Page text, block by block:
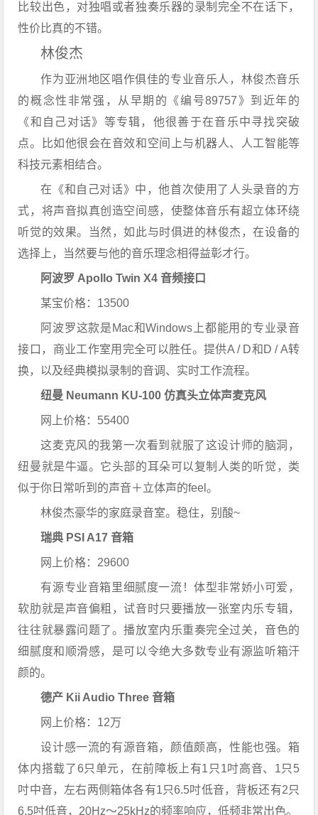
比较出色，对独唱或者独奏乐器的录制完全不在话下，
性价比真的不错。
林俊杰
作为亚洲地区唱作俱佳的专业音乐人，林俊杰音乐
的概念性非常强，从早期的《编号89757》到近年的
《和自己对话》等专辑，他很善于在音乐中寻找突破
点。
比如他很会在音效和空间上与机器人、人工智能等
科技元素相结合。
在《和自己对话》中，他首次使用了人头录音的方
式，将声音拟真创造空间感，使整体音乐有超立体环绕
听觉的效果。
当然，如此与时俱进的林俊杰，在设备的
选择上，当然要与他的音乐理念相得益彰才行。
阿波罗 Apollo Twin X4 音频接口
某宝价格：13500
阿波罗这款是Mac和Windows上都能用的专业录音
接口，商业工作室用完全可以胜任。提供A / D和D / A转
换，以及经典模拟录制的音调、实时工作流程。
纽曼 Neumann KU-100 仿真头立体声麦克风
网上价格：55400
这麦克风的我第一次看到就服了这设计师的脑洞，
纽曼就是牛逼。它头部的耳朵可以复制人类的听觉，类
似于你日常听到的声音＋立体声的feel。
林俊杰豪华的家庭录音室。稳住，别酸~
瑞典 PSI A17 音箱
网上价格：29600
有源专业音箱里细腻度一流！体型非常娇小可爱，
软肋就是声音偏粗，试音时只要播放一张室内乐专辑，
往往就暴露问题了。播放室内乐重奏完全过关，音色的
细腻度和顺滑感，是可以令绝大多数专业有源监听箱汗
颜的。
德产 Kii Audio Three 音箱
网上价格：12万
设计感一流的有源音箱，颜值颇高，性能也强。箱
体内搭载了6只单元，在前障板上有1只1吋高音、1只5
吋中音，左右两侧箱体各有1只6.5吋低音，背板还有2只
6.5吋低音，20Hz～25kHz的频率响应，低频非常出色。